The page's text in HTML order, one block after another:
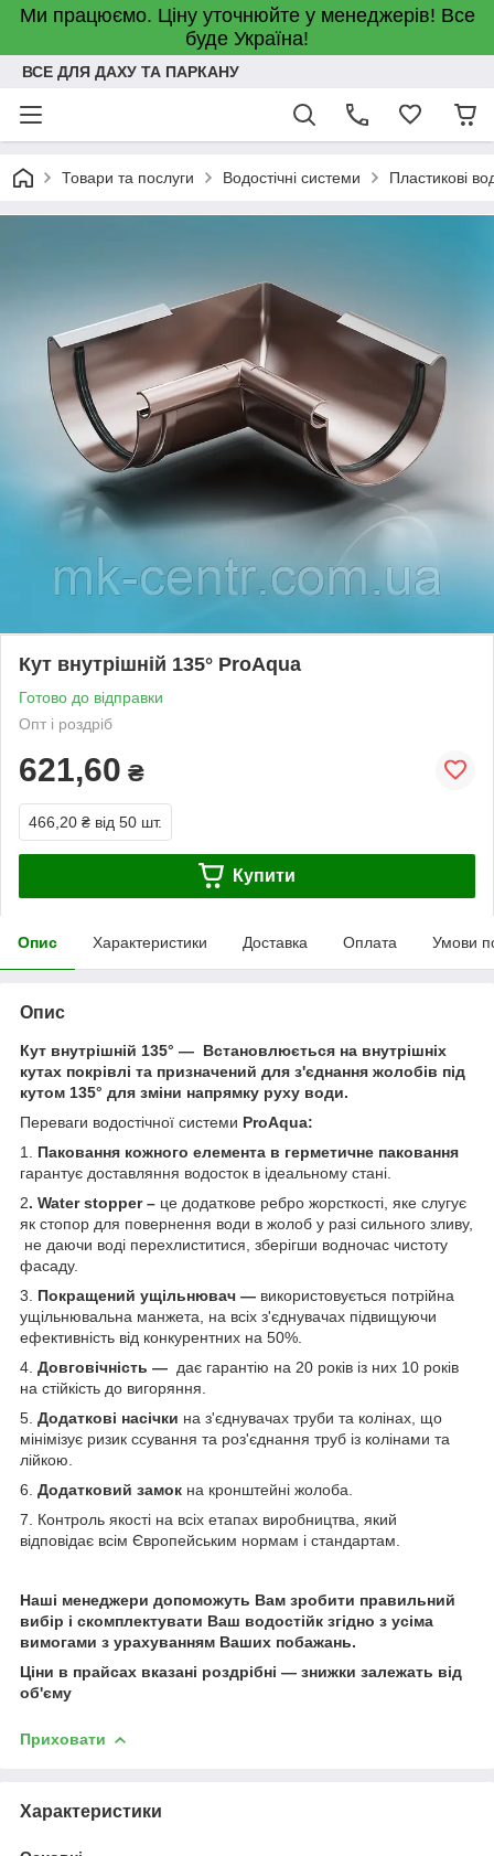
Ми працюємо. Ціну уточнюйте у менеджерів! Все
буде Україна!
ВСЕ ДЛЯ ДАХУ ТА ПАРКАНУ
Товари та послуги Водостічні системи Пластикові
Кут внутрішній 135° ProAqua
Готово до відправки
Опт і роздріб
621,60 ₴
466,20 ₴ від 50 шт.
Купити
Опис Характеристики Доставка Оплата Умови
Опис
Кут внутрішній 135° — Встановлюється на внутрішніх
кутах покрівлі та призначений для з'єднання жолобів під
кутом 135° для зміни напрямку руху води.
Переваги водостічної системи ProAqua:
1. Паковання кожного елемента в герметичне паковання
гарантує доставляння водосток в ідеальному стані.
2. Water stopper– це додаткове ребро жорсткості, яке слугує
як стопор для повернення води в жолоб у разі сильного зливу,
не даючи воді перехлиститися, зберігши водночас чистоту
фасаду.
3. Покращений ущільнювач — використовується потрійна
ущільнювальна манжета, на всіх з'єднувачах підвищуючи
ефективність від конкурентних на 50%.
4. Довговічність — дає гарантію на 20 років із них 10 років
на стійкість до вигоряння.
5. Додаткові насічки на з'єднувачах труби та колінах, що
мінімізує ризик ссування та роз'єднання труб із колінами та
лійкою.
6. Додатковий замок на кронштейні жолоба.
7. Контроль якості на всіх етапах виробництва, який
відповідає всім Європейським нормам і стандартам.
Наші менеджери допоможуть Вам зробити правильний
вибір і скомплектувати Ваш водостійк згідно з усіма
вимогами з урахуванням Ваших побажань.
Ціни в прайсах вказані роздрібні — знижки залежать від
об'єму
Приховати
Характеристики